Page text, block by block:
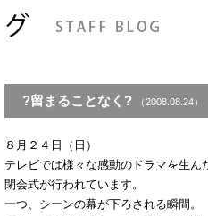
?留まることなく? （2008.08.24）
８月２４日（日）
テレビでは様々な感動のドラマを生ん
閉会式が行われています。
一つ、シーンの幕が下ろされる瞬間。